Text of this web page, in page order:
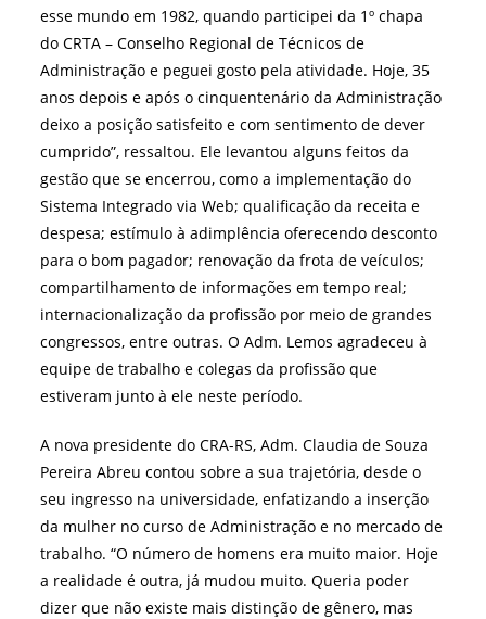
esse mundo em 1982, quando participei da 1º chapa
do CRTA – Conselho Regional de Técnicos de
Administração e peguei gosto pela atividade. Hoje, 35
anos depois e após o cinquentenário da Administração
deixo a posição satisfeito e com sentimento de dever
cumprido”, ressaltou. Ele levantou alguns feitos da
gestão que se encerrou, como a implementação do
Sistema Integrado via Web; qualificação da receita e
despesa; estímulo à adimplência oferecendo desconto
para o bom pagador; renovação da frota de veículos;
compartilhamento de informações em tempo real;
internacionalização da profissão por meio de grandes
congressos, entre outras. O Adm. Lemos agradeceu à
equipe de trabalho e colegas da profissão que
estiveram junto à ele neste período.
A nova presidente do CRA-RS, Adm. Claudia de Souza
Pereira Abreu contou sobre a sua trajetória, desde o
seu ingresso na universidade, enfatizando a inserção
da mulher no curso de Administração e no mercado de
trabalho. “O número de homens era muito maior. Hoje
a realidade é outra, já mudou muito. Queria poder
dizer que não existe mais distinção de gênero, mas